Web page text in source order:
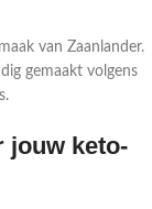
van Zaanlander.
gemaakt volgens
jouw keto-